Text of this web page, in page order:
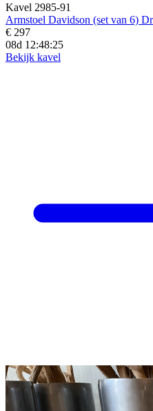
Kavel 2985-91
Armstoel Davidson (set van 6)
€ 297
08d 12:48:23
Bekijk kavel